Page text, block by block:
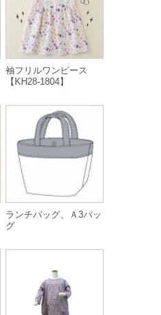
袖フリルワンピース
【KH28-1804】
ランチバッグ、Ａ3バッ
グ